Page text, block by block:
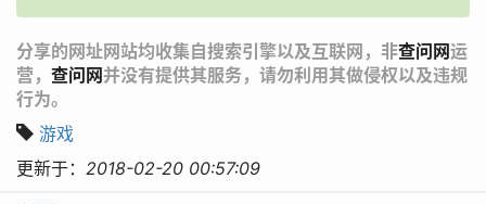
分享的网址网站均收集自搜索引擎以及互联网，非查问网运
营， 查问网并没有提供其服务，请勿利用其做侵权以及违规
行为。
游戏
更新于： 2018-02-20 00:57:09